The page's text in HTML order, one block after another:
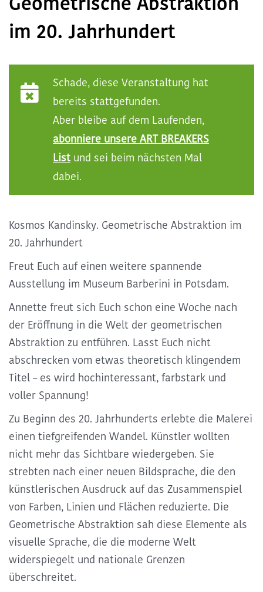
Vergangene ART BREAKS
im 20. Jahrhundert
Schade, diese Veranstaltung hat
bereits stattgefunden.
Aber bleibe auf dem Laufenden,
abonniere unsere ART BREAKERS
List und sei beim nächsten Mal
dabei.
Kosmos Kandinsky. Geometrische Abstraktion im
20. Jahrhundert
Freut Euch auf einen weitere spannende
Ausstellung im Museum Barberini in Potsdam.
Annette freut sich Euch schon eine Woche nach
der Eröffnung in die Welt der geometrischen
Abstraktion zu entführen. Lasst Euch nicht
abschrecken vom etwas theoretisch klingendem
Titel – es wird hochinteressant, farbstark und
voller Spannung!
Zu Beginn des 20. Jahrhunderts erlebte die Malerei
einen tiefgreifenden Wandel. Künstler wollten
nicht mehr das Sichtbare wiedergeben. Sie
strebten nach einer neuen Bildsprache, die den
künstlerischen Ausdruck auf das Zusammenspiel
von Farben, Linien und Flächen reduzierte. Die
Geometrische Abstraktion sah diese Elemente als
visuelle Sprache, die die moderne Welt
widerspiegelt und nationale Grenzen
überschreitet.